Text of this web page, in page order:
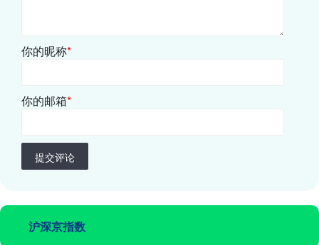
你的昵称*
你的邮箱*
提交评论
沪深京指数